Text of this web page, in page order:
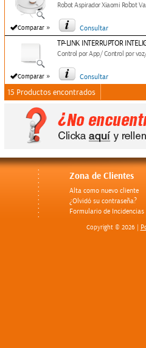
Comparar »
Robot Aspirador Xiaomi Robot
Consultar
Comparar »
TP-LINK INTERRUPTOR
Control por App/ Control por
Consultar
15 Productos encontrados
Zona de Clientes
Alta como nuevo cliente
¿Olvidó su contraseña?
Formulario de Incidencias
Copyright © 2026 |